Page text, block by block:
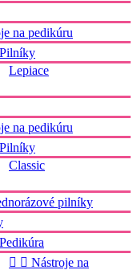
na pedikúru
Pilníky
Lepiace
na pedikúru
Pilníky
Classic
pilníky
Pedikúra
  Nástroje na